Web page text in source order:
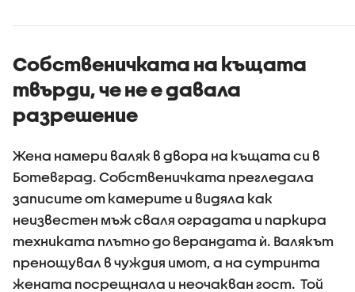
явления ще
Собственичката на къщата
твърди, че не е давала
разрешение
Жена намери валяк в двора на къщата си в
Ботевград. Собственичката прегледала
записите от камерите и видяла как
неизвестен мъж сваля оградата и паркира
техниката плътно до верандата ѝ. Валякът
пренощувал в чуждия имот, а на сутринта
жената посрещнала и неочакван гост. Той